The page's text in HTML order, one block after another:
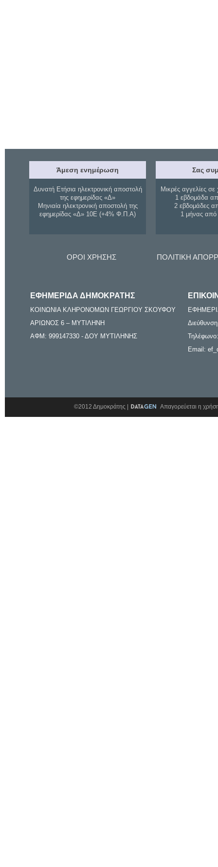
Άμεση ενημέρωση
Δυνατή Ετήσια ηλεκτρονική αποστολή
της εφημερίδας «Δ»
Μηνιαία ηλεκτρονική αποστολή της
εφημερίδας «Δ» 10Ε (+4% Φ.Π.Α)
Σας
Μικρές αγγελίες σε
1 εβδομάδα
2 εβδομάδες
1 μήνας
ΟΡΟΙ ΧΡΗΣΗΣ ΠΟΛΙΤΙΚΗ
ΕΦΗΜΕΡΙΔΑ ΔΗΜΟΚΡΑΤΗΣ
ΚΟΙΝΩΝΙΑ ΚΛΗΡΟΝΟΜΩΝ ΓΕΩΡΓΙΟΥ ΣΚΟΥΦΟΥ
ΑΡΙΩΝΟΣ 6 – ΜΥΤΙΛΗΝΗ
ΑΦΜ: 999147330 - ΔΟΥ ΜΥΤΙΛΗΝΗΣ
Email:
©2012 Δημοκράτης | Απαγορεύεται η